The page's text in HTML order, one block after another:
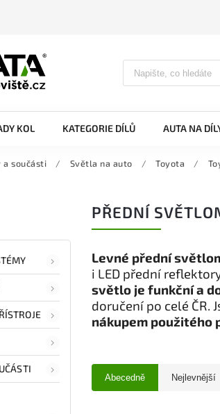
KOL KATEGORIE DÍLŮ AUTA NA
a součásti / Světla na auto / Toyota /
PŘEDNÍ
Levné přední
i LED přední
světlo je funkční a
doručení po celé ČR.
nákupem použitého
Abecedně Nejlevnější